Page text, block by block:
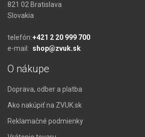
821 02 Bratislava
Slovakia
telefón:+421 2 20 999 700
e-mail: shop@zvuk.sk
O nákupe
Doprava, odber a platba
Ako nakúpiť na ZVUK.sk
Reklamačné podmienky